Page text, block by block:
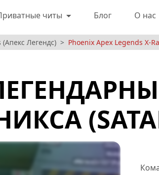
читы Блог О нас
Легендс) Phoenix Apex Legends X-